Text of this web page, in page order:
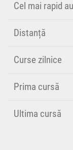
Cel mai rapid
Distanță
Curse zilnice
Prima cursă
Ultima cursă